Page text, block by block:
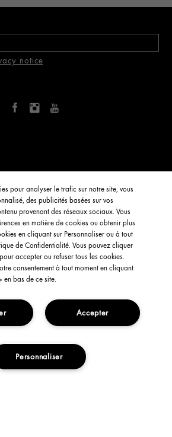
notice
pour analyser le trafic sur notre site, vous
des publicités basées sur vos
provenant des réseaux sociaux. Vous
en matière de cookies ou obtenir plus
en cliquant sur Personnaliser ou à tout
de Confidentialité. Vous pouvez cliquer
accepter ou refuser tous les cookies.
consentement à tout moment en cliquant
en bas de ce site.
Accepter
Personnaliser